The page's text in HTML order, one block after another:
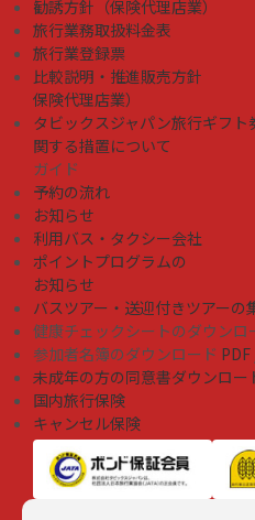
勧誘方針（保険代理店業）
旅行業務取扱料金表
旅行業登録票
比較説明・推進販売方針
保険代理店業）
タビックスジャパン旅行ギフ
関する措置について
ガイド
予約の流れ
お知らせ
利用バス・タクシー会社
ポイントプログラムの
お知らせ
バスツアー・送迎付きツアーの
健康チェックシートのダウンロ
参加者名簿のダウンロード PDF
未成年の方の同意書ダウンロー
国内旅行保険
キャンセル保険